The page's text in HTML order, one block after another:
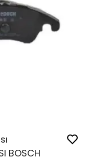
BOSCH